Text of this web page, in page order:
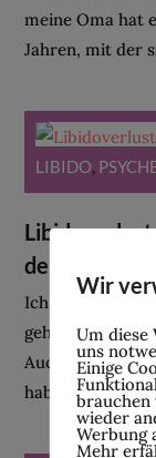
meine Oma hat
Jahren, mit der
LIBIDO,
dem
Ich wusste zwar
gehört, aber
Auch wenn ich
habe, hatte ich
Wir
Um diese
uns
Einige
wieder
Werbung
Mehr